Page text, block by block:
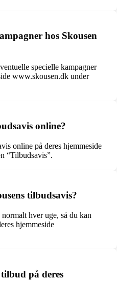
hos Skousen
specielle kampagner
www.skousen.dk under
online?
online på deres hjemmeside
“Tilbudsavis”.
tilbudsavis?
hver uge, så du kan
hjemmeside
på deres